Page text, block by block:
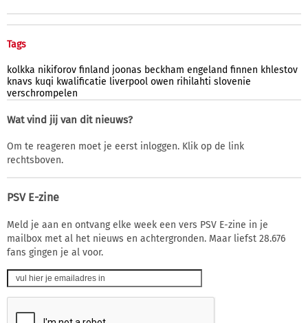
Tags
kolkka nikiforov finland joonas beckham engeland finnen khlestov
knavs kuqi kwalificatie liverpool owen rihilahti slovenie
verschrompelen
Wat vind jij van dit nieuws?
Om te reageren moet je eerst inloggen. Klik op de link
rechtsboven.
PSV E-zine
Meld je aan en ontvang elke week een vers PSV E-zine in je
mailbox met al het nieuws en achtergronden. Maar liefst 28.676
fans gingen je al voor.